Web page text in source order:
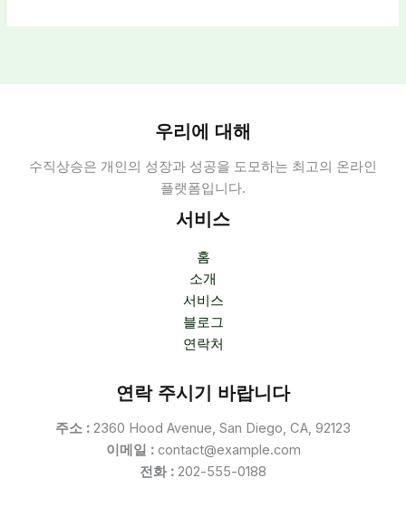
우리에 대해
수직상승은 개인의 성장과 성공을 도모하는 최고의 온라인
플랫폼입니다.
서비스
홈
소개
서비스
블로그
연락처
연락 주시기 바랍니다
주소 : 2360 Hood Avenue, San Diego, CA, 92123
이메일 : contact@example.com
전화 : 202-555-0188